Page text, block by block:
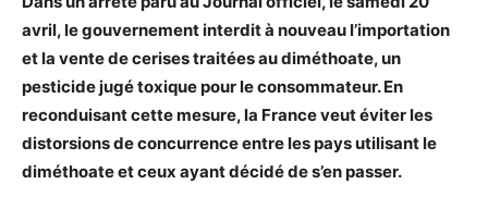
avril, le gouvernement interdit à nouveau l’importation
et la vente de cerises traitées au diméthoate, un
pesticide jugé toxique pour le consommateur. En
reconduisant cette mesure, la France veut éviter les
distorsions de concurrence entre les pays utilisant le
diméthoate et ceux ayant décidé de s’en passer.